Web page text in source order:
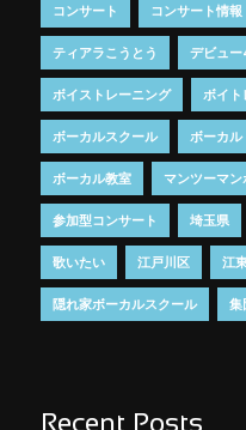
コンサート コンサート情報
ティアラこうとう デビュー
ボイストレーニング ボイト
ボーカルスクール ボーカ
ボーカル教室 マンツーマン
参加型コンサート 埼玉県
歌いたい 江戸川区 江
隠れ家ボーカルスクール 集